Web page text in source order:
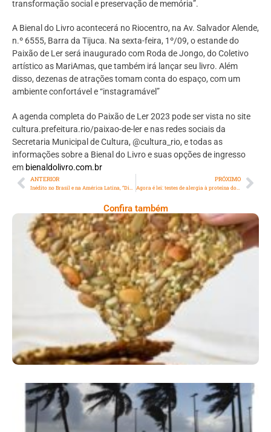
transformação social e preservação de memória”.
A Bienal do Livro acontecerá no Riocentro, na Av. Salvador Alende,
n.º 6555, Barra da Tijuca. Na sexta-feira, 1º/09, o estande do
Paixão de Ler será inaugurado com Roda de Jongo, do Coletivo
artístico as MariAmas, que também irá lançar seu livro. Além
disso, dezenas de atrações tomam conta do espaço, com um
ambiente confortável e “instagramável”
A agenda completa do Paixão de Ler 2023 pode ser vista no site
cultura.prefeitura.rio/paixao-de-ler e nas redes sociais da
Secretaria Municipal de Cultura, @cultura_rio, e todas as
informações sobre a Bienal do Livro e suas opções de ingresso
em bienaldolivro.com.br
ANTERIOR PRÓXIMO
Agora é lei: testes de alergia à proteína do leite poderão ser realizados na rede pública de saúde
Confira também
Comer Bem: Cracker De Sementes